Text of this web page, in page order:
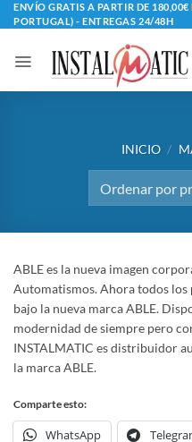
Saltar
al
contenido
ENVÍO GRATIS A PARTIR DE
PORTUGAL) - ENTREGAS 24/48H
INICIO /
ABLE es la nueva imagen
Automatismos. Ahora todos
bajo la nueva marca ABLE.
modernidad de siempre pero
INSTALMATIC es distribuidor
la marca ABLE.
Comparte esto:
WhatsApp